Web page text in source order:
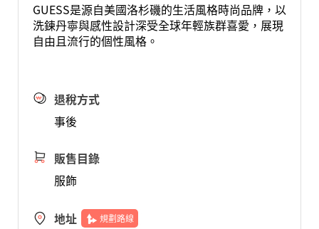
GUESS是源自美國洛杉磯的生活風格時尚品牌，以
洗鍊丹寧與感性設計深受全球年輕族群喜愛，展現
自由且流行的個性風格。
退稅方式
事後
販售目錄
服飾
地址 規劃路線